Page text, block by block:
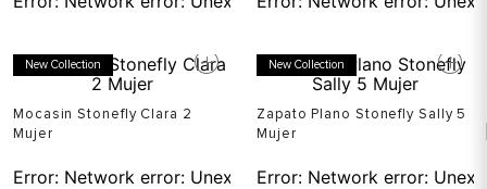
New Collection
Mocasin Stonefly Clara 2
Mujer
Error: Network error: Unexpected token T in JSON at
New Collection
Zapato Plano Stonefly Sally 5
Mujer
Error: Network error:
tommy hilfiger